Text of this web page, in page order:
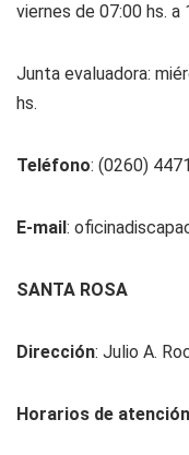
viernes de 07:00 hs. a
Junta evaluadora:
hs.
Teléfono: (0260)
E-mail:
SANTA ROSA
Dirección: Julio A.
Horarios de